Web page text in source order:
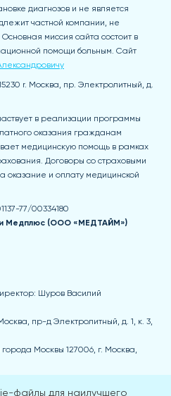
диагнозов и не является
частной компании, не
миссия сайта состоит в
помощи больным. Сайт
r. Москва, пр. Электролитный, д.
в реализации программы
оказания гражданам
медицинскую помощь в рамках
Договоры со страховыми
оказание и оплату медицинской
77/00334180
Медплюс (ООО «МЕДТАЙМ»)
Шуров Василий
Москва, пр-д Электролитный, д. 1, к. 3,
Москвы 127006, г. Москва,
файлы для наилучшего